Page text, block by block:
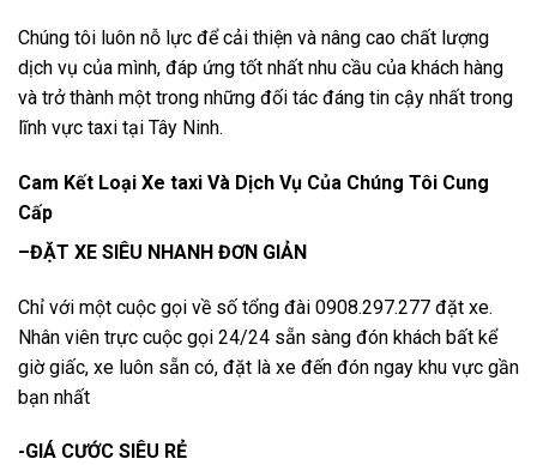
Chúng tôi luôn nỗ lực để cải thiện và nâng cao chất lượng
dịch vụ của mình, đáp ứng tốt nhất nhu cầu của khách hàng
và trở thành một trong những đối tác đáng tin cậy nhất trong
lĩnh vực taxi tại Tây Ninh.
Cam Kết Loại Xe taxi Và Dịch Vụ Của Chúng Tôi Cung
Cấp
–ĐẶT XE SIÊU NHANH ĐƠN GIẢN
Chỉ với một cuộc gọi về số tổng đài 0908.297.277 đặt xe.
Nhân viên trực cuộc gọi 24/24 sẵn sàng đón khách bất kể
giờ giấc, xe luôn sẵn có, đặt là xe đến đón ngay khu vực gần
bạn nhất
-GIÁ CƯỚC SIÊU RẺ